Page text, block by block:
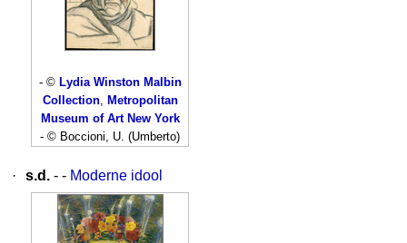
- © Lydia Winston Malbin
Collection, Metropolitan
Museum of Art New York
- © Boccioni, U. (Umberto)
· s.d. - - Moderne idool